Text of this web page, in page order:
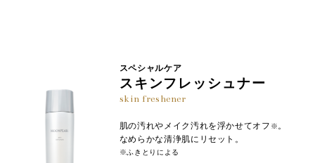
スペシャルケア
スキンフレッシュナー
skin freshener
肌の汚れやメイク汚れを浮かせてオフ ※
なめらかな清浄肌にリセット。
※ふきとりによる